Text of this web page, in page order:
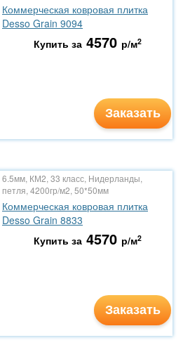
Коммерческая ковровая плитка
Desso Grain 9094
Купить за 4570 р/м2
Заказать
6.5мм, КМ2, 33 класс, Нидерланды,
петля, 4200гр/м2, 50*50мм
Коммерческая ковровая плитка
Desso Grain 8833
Купить за 4570 р/м2
Заказать